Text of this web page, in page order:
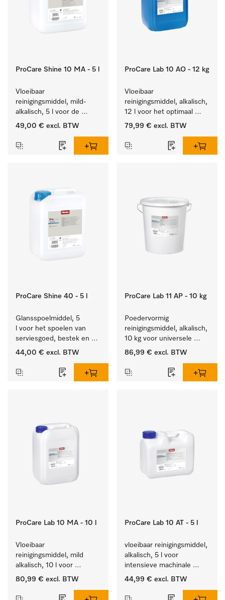
ProCare Shine 10 MA - 5 l
Vloeibaar
reinigingsmiddel, mild-
alkalisch, 5 l voor de
reiniging van lichte
bestek en glazen.
49,00 € excl. BTW
ProCare Lab 10 AO - 12 kg
Vloeibaar
reinigingsmiddel, alkalisch,
12 l voor het optimaal
behandelen van
79,99 € excl. BTW
ProCare Shine 40 - 5 l
Glansspoelmiddel, 5
l voor het spoelen van
serviesgoed, bestek en
ideaal voor glazen.
44,00 € excl. BTW
ProCare Lab 11 AP - 10 kg
Poedervormig
reinigingsmiddel, alkalisch,
10 kg voor universele
machinale reiniging van
gerei.
86,99 € excl. BTW
ProCare Lab 10 MA - 10 l
Vloeibaar
reinigingsmiddel, mild
alkalisch, 10 l voor
materiaalbesparende,
laboratoriumglasw. en -
80,99 € excl. BTW
ProCare Lab 10 AT - 5 l
vloeibaar reinigingsmiddel,
alkalisch, 5 l voor
intensieve machinale
reiniging van
gerei.
44,99 € excl. BTW